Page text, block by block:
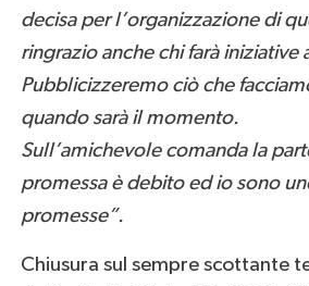
decisa per l’organizzazione di
ringrazio anche chi farà iniziative
Pubblicizzeremo ciò che
quando sarà il momento.
Sull’amichevole comanda la
promessa è debito ed io sono
promesse”.
Chiusura sul sempre scottante